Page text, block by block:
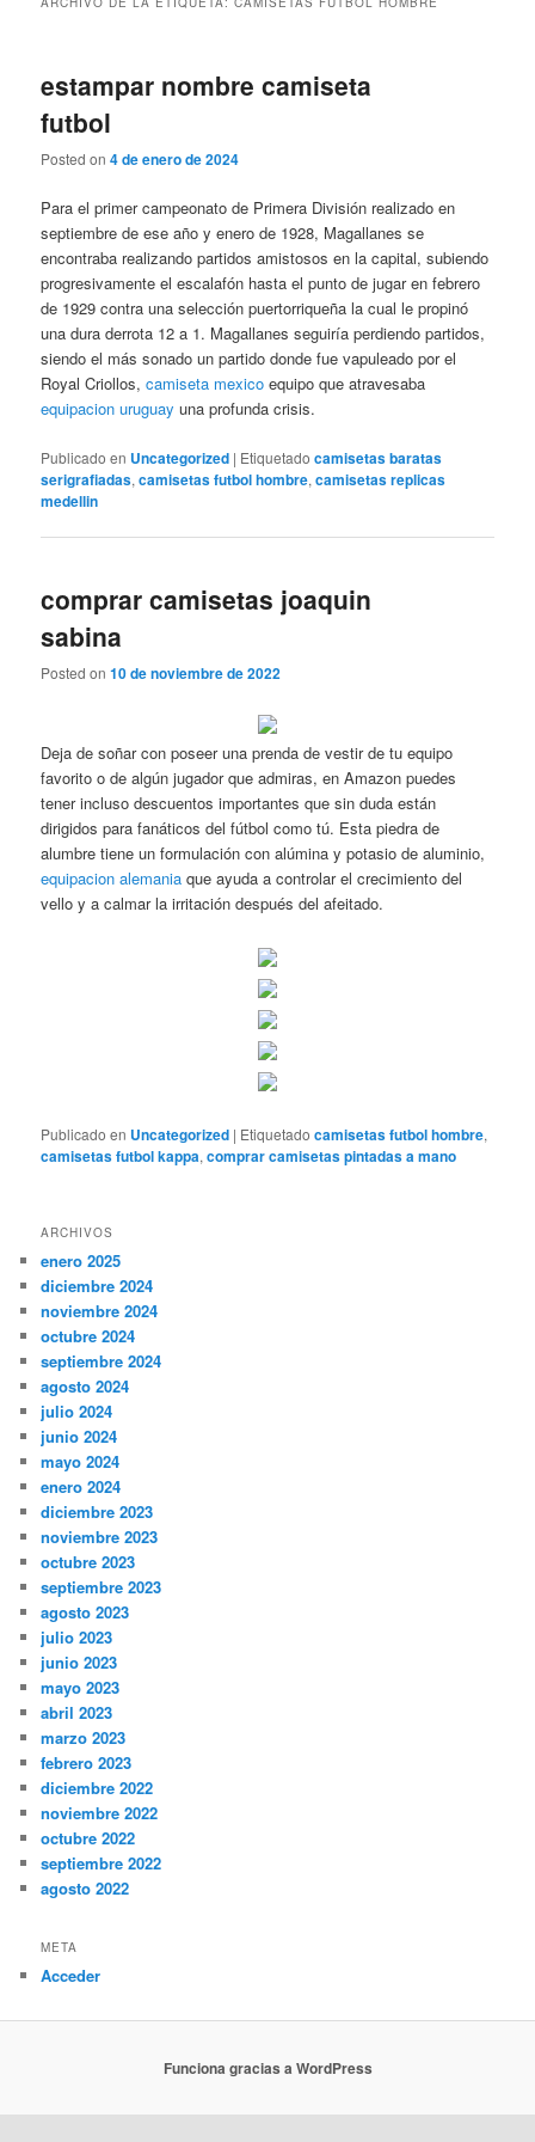
estampar nombre camiseta
futbol
Posted on4 de enero de 2024
Para el primer campeonato de Primera División realizado en
septiembre de ese año y enero de 1928, Magallanes se
encontraba realizando partidos amistosos en la capital, subiendo
progresivamente el escalafón hasta el punto de jugar en febrero
de 1929 contra una selección puertorriqueña la cual le propinó
una dura derrota 12 a 1. Magallanes seguiría perdiendo partidos,
siendo el más sonado un partido donde fue vapuleado por el
Royal Criollos,camiseta mexico equipo que atravesaba
equipacion uruguay una profunda crisis.
Publicado en Uncategorized | Etiquetado camisetas baratas
serigrafiadas,camisetas futbol hombre,camisetas replicas
medellin
comprar camisetas joaquin
sabina
Posted on10 de noviembre de 2022
Deja de soñar con poseer una prenda de vestir de tu equipo
favorito o de algún jugador que admiras, en Amazon puedes
tener incluso descuentos importantes que sin duda están
dirigidos para fanáticos del fútbol como tú. Esta piedra de
alumbre tiene un formulación con alúmina y potasio de aluminio,
equipacion alemania que ayuda a controlar el crecimiento del
vello y a calmar la irritación después del afeitado.
Publicado en Uncategorized | Etiquetado camisetas futbol hombre,
camisetas futbol kappa,comprar camisetas pintadas a mano
ARCHIVOS
enero 2025
diciembre 2024
noviembre 2024
octubre 2024
septiembre 2024
agosto 2024
julio 2024
junio 2024
mayo 2024
enero 2024
diciembre 2023
noviembre 2023
octubre 2023
septiembre 2023
agosto 2023
julio 2023
junio 2023
mayo 2023
abril 2023
marzo 2023
febrero 2023
diciembre 2022
noviembre 2022
octubre 2022
septiembre 2022
agosto 2022
META
Acceder
Funciona gracias a WordPress